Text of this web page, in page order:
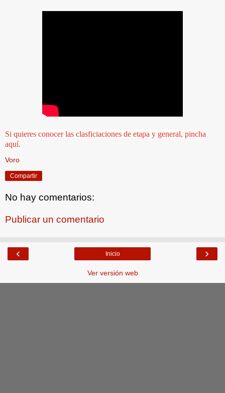
Si quieres conocer las clasficiaciones de etapa y general, pincha
aquí.
Voro
Compartir
No hay comentarios:
Publicar un comentario
‹ ›
Inicio
Ver versión web